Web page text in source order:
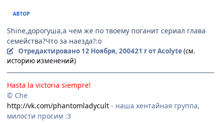
АВТОР
Shine,дорогуша,а чем же по твоему поганит сериал глава
семейства?Что за наезда?:o
Отредактировано 12 Ноября, 200421 гот Acolyte(см.
историю изменений)
Hasta la victoria siempre!
© Che
http://vk.com/phantomladycult - наша хентайная группа,
милости просим :3